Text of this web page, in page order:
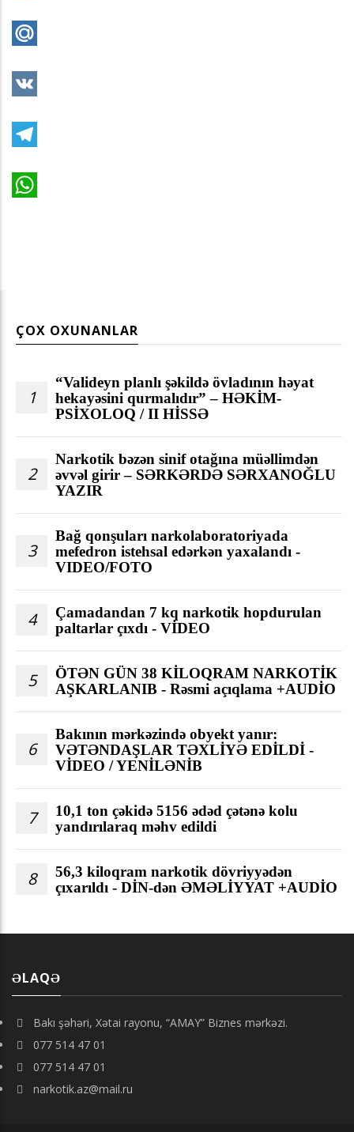
ÇOX OXUNANLAR
1
“Valideyn planlı şəkildə övladının həyat
hekayəsini qurmalıdır” – HƏKİM-
PSİXOLOQ / II HİSSƏ
2
Narkotik bəzən sinif otağına müəllimdən
əvvəl girir – SƏRKƏRDƏ SƏRXANOĞLU
YAZIR
3
Bağ qonşuları narkolaboratoriyada
mefedron istehsal edərkən yaxalandı -
VIDEO/FOTO
4
Çamadandan 7 kq narkotik hopdurulan
paltarlar çıxdı - VİDEO
5
ÖTƏN GÜN 38 KİLOQRAM NARKOTİK
AŞKARLANIB - Rəsmi açıqlama +AUDİO
6
Bakının mərkəzində obyekt yanır:
VƏTƏNDAŞLAR TƏXLİYƏ EDİLDİ -
VİDEO / YENİLƏNİB
7
10,1 ton çəkidə 5156 ədəd çətənə kolu
yandırılaraq məhv edildi
8
56,3 kiloqram narkotik dövriyyədən
çıxarıldı - DİN-dən ƏMƏLİYYAT +AUDİO
ƏLAQƏ
Bakı şəhəri, Xətai rayonu, “AMAY” Biznes mərkəzi.
077 514 47 01
077 514 47 01
narkotik.az@mail.ru